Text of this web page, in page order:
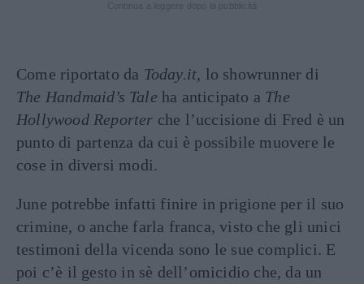
Come riportato da Today.it, lo showrunner di
The Handmaid’s Tale ha anticipato a The
Hollywood Reporter che l’uccisione di Fred è un
punto di partenza da cui è possibile muovere le
cose in diversi modi.
June potrebbe infatti finire in prigione per il suo
crimine, o anche farla franca, visto che gli unici
testimoni della vicenda sono le sue complici. E
poi c’è il gesto in sè dell’omicidio che, da un